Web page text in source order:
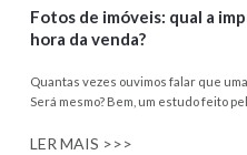
Fotos de imóveis: qual a
hora da venda?
Quantas vezes ouvimos falar que
Será mesmo? Bem, um estudo feito
LER MAIS >>>